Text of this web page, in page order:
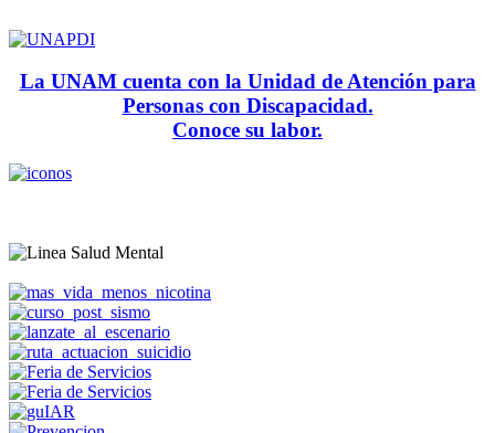
La UNAM cuenta con la Unidad de Atención para
Personas con Discapacidad.
Conoce su labor.